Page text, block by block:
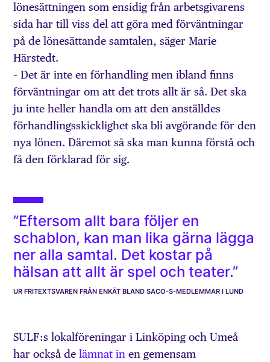
lönesättningen som ensidig från arbetsgivarens
sida har till viss del att göra med förväntningar
på de lönesättande samtalen, säger Marie
Härstedt.
– Det är inte en förhandling men ibland finns
förväntningar om att det trots allt är så. Det ska
ju inte heller handla om att den anställdes
förhandlingsskicklighet ska bli avgörande för den
nya lönen. Däremot så ska man kunna förstå och
få den förklarad för sig.
”Eftersom allt bara följer en
schablon, kan man lika gärna lägga
ner alla samtal. Det kostar på
hälsan att allt är spel och teater.”
UR FRITEXTSVAREN FRÅN ENKÄT BLAND SACO-S-MEDLEMMAR I LUND
SULF:s lokalföreningar i Linköping och Umeå
har också delämnat in en gemensam